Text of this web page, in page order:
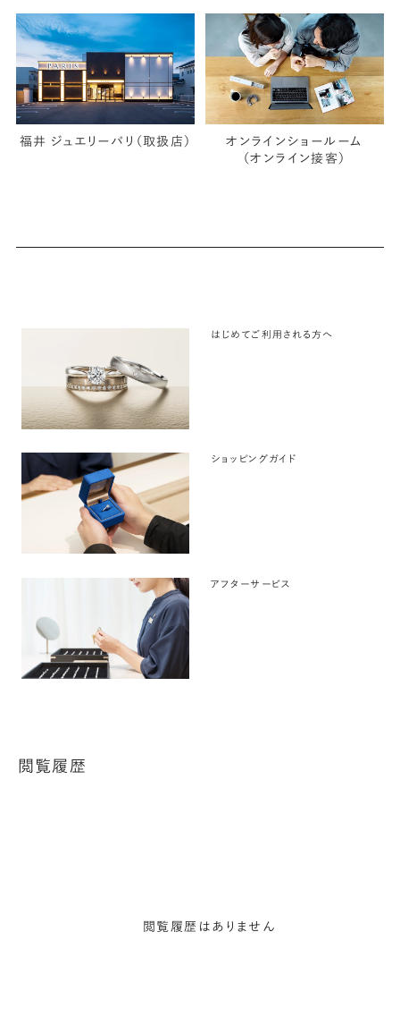
福井 ジュエリーパリ（取扱店）
オンラインショールーム
（オンライン接客）
はじめてご利用される方へ
ショッピングガイド
アフターサービス
閲覧履歴
閲覧履歴はありません